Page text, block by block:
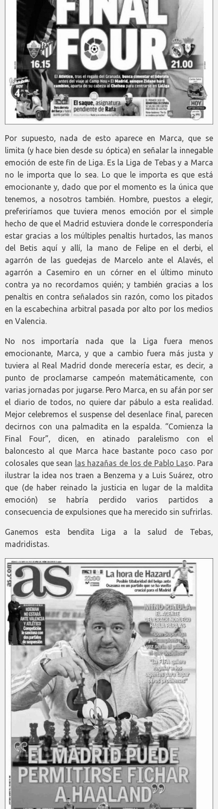
Por supuesto, nada de esto aparece en Marca, que se
limita (y hace bien desde su óptica) en señalar la innegable
emoción de este fin de Liga. Es la Liga de Tebas y a Marca
no le importa que lo sea. Lo que le importa es que está
emocionante y, dado que por el momento es la única que
tenemos, a nosotros también. Hombre, puestos a elegir,
preferiríamos que tuviera menos emoción por el simple
hecho de que el Madrid estuviera donde le correspondería
estar gracias a los múltiples penaltis hurtados, las manos
del Betis aquí y allí, la mano de Felipe en el derbi, el
agarrón de las guedejas de Marcelo ante el Alavés, el
agarrón a Casemiro en un córner en el último minuto
contra ya no recordamos quién; y también gracias a los
penaltis en contra señalados sin razón, como los pitados
en la escabechina arbitral pasada por alto por los medios
en Valencia.
No nos importaría nada que la Liga fuera menos
emocionante, Marca, y que a cambio fuera más justa y
tuviera al Real Madrid donde merecería estar, es decir, a
punto de proclamarse campeón matemáticamente, con
varias jornadas por jugarse. Pero Marca, en su afán por ser
el diario de todos, no quiere dar pábulo a esta realidad.
Mejor celebremos el suspense del desenlace final, parecen
decirnos con una palmadita en la espalda. “Comienza la
Final Four”, dicen, en atinado paralelismo con el
baloncesto al que Marca hace bastante poco caso por
colosales que sean las hazañas de los de Pablo Laso. Para
ilustrar la idea nos traen a Benzema y a Luis Suárez, otro
que (de haber reinado la justicia en lugar de la maldita
emoción) se habría perdido varios partidos a
consecuencia de expulsiones que ha merecido sin sufrirlas.
Ganemos esta bendita Liga a la salud de Tebas,
madridistas.